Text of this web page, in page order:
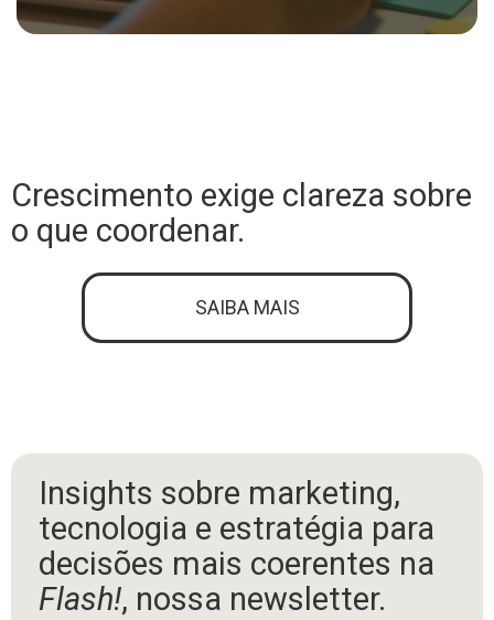
Crescimento exige clareza sobre
o que coordenar.
SAIBA MAIS
Insights sobre marketing,
tecnologia e estratégia para
decisões mais coerentes na
Flash!, nossa newsletter.